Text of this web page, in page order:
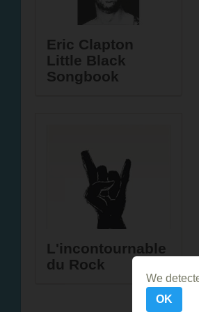
Eric Clapton
Little Black
Songbook
L'incontournable
du Rock
We
OK